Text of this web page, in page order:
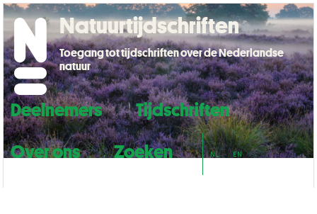
Deelnemers
Tijdschriften
Over ons
Zoeken NL EN
Natuurtijdschriften
Toegang tot tijdschriften over de Nederlandse
natuur